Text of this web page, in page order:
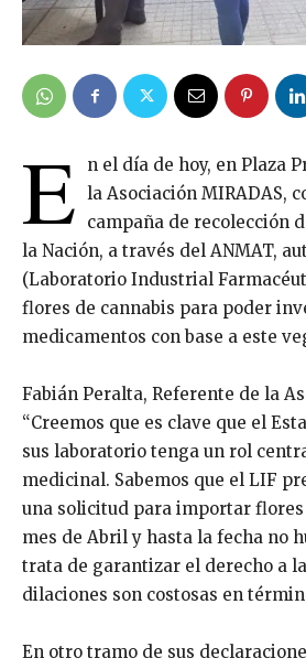
E
n el día de hoy, en Plaza
la Asociación MIRADAS,
campaña de recolección
la Nación, a través del ANMAT,
(Laboratorio Industrial
flores de cannabis para poder
medicamentos con base a este
Fabián Peralta, Referente de la
“Creemos que es clave que el
sus laboratorio tenga un rol
medicinal. Sabemos que el LIF
una solicitud para importar flores
mes de Abril y hasta la fecha no
trata de garantizar el derecho a
dilaciones son costosas en
En otro tramo de sus